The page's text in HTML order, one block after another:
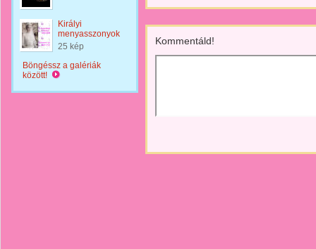
Királyi
menyasszonyok
25 kép
Böngéssz a galériák
között!
Kommentáld!